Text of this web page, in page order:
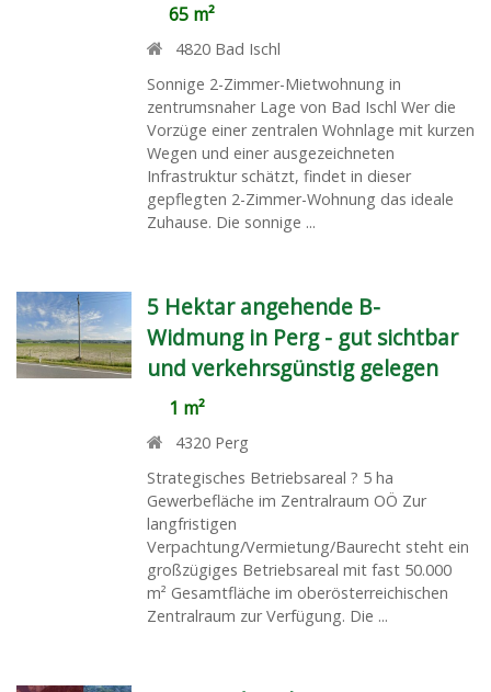
65 m²
4820 Bad Ischl
Sonnige 2-Zimmer-Mietwohnung in
zentrumsnaher Lage von Bad Ischl Wer die
Vorzüge einer zentralen Wohnlage mit kurzen
Wegen und einer ausgezeichneten
Infrastruktur schätzt, findet in dieser
gepflegten 2-Zimmer-Wohnung das ideale
Zuhause. Die sonnige ...
5 Hektar angehende B-
Widmung in Perg - gut sichtbar
und verkehrsgünstig gelegen
1 m²
4320 Perg
Strategisches Betriebsareal ? 5 ha
Gewerbefläche im Zentralraum OÖ Zur
langfristigen
Verpachtung/Vermietung/Baurecht steht ein
großzügiges Betriebsareal mit fast 50.000
m² Gesamtfläche im oberösterreichischen
Zentralraum zur Verfügung. Die ...